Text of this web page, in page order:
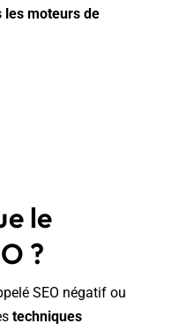
les moteurs de
le
?
SEO négatif ou
techniques